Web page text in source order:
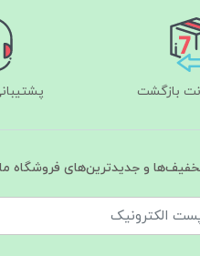
پشتیبانی ۲۴
و جدیدترین‌های فروشگاه